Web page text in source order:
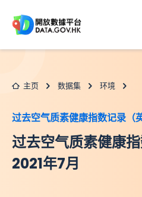
主页 数据集 环境
过去空气质素健康指数记录（
过去空气质素健康指
2021年7月